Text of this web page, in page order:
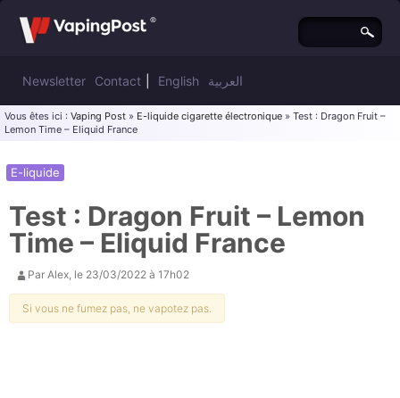
Newsletter Contact English العربية
Vous êtes ici : Vaping Post » E-liquide cigarette électronique » Test : Dragon Fruit –
Lemon Time – Eliquid France
Test : Dragon Fruit – Lemon
Time – Eliquid France
E-liquide
Par Alex, le 23/03/2022 à 17h02
Si vous ne fumez pas, ne vapotez pas.